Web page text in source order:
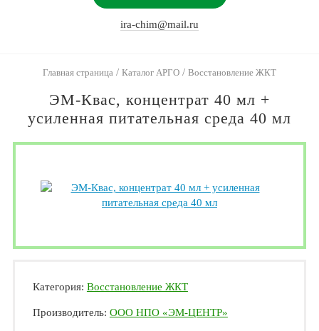
ira-chim@mail.ru
Главная страница / Каталог АРГО / Восстановление ЖКТ
ЭМ-Квас, концентрат 40 мл +
усиленная питательная среда 40 мл
Категория: Восстановление ЖКТ
Производитель: ООО НПО «ЭМ-ЦЕНТР»